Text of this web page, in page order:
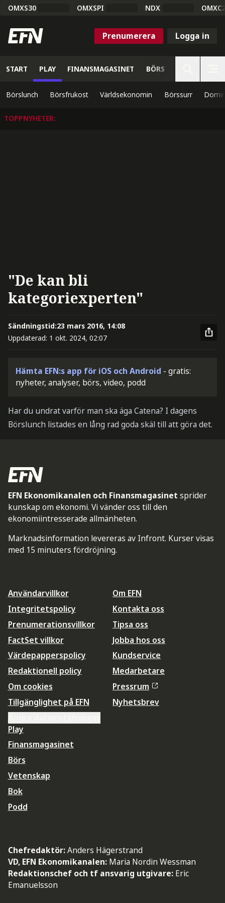
OMXS30 OMXSPI NDX
Prenumerera Logga in
START PLAY FINANSMAGASINET BÖRS
Börslunch Börsfrukost Världsekonomin Börssurr
TOPPNYHETER:
"De kan bli
kategoriexperten"
Sändningstid:23 mars 2016, 14:08
Uppdaterad: 1 okt. 2024, 02:07
Hämta EFN:s app för iOS och Android - gratis:
nyheter, analyser, börs, video, podd
Har du undrat varför man ska äga Catena? I dagens
Börslunch listades en lång rad goda skäl till att göra det.
EFN Ekonomikanalen och Finansmagasinet sprider
kunskap om ekonomi. Vi vänder oss till den
ekonomiintresserade allmänheten.
Marknadsinformation levereras av Infront. Kurser visas
med 15 minuters fördröjning.
Användarvillkor
Integritetspolicy
Prenumerationsvillkor
FactSet villkor
Värdepapperspolicy
Redaktionell policy
Om cookies
Tillgänglighet på EFN
Om EFN
Kontakta oss
Tipsa oss
Jobba hos oss
Kundservice
Medarbetare
Pressrum
Nyhetsbrev
Play
Finansmagasinet
Börs
Vetenskap
Bok
Podd
Chefredaktör:Anders Hägerstrand
VD, EFN Ekonomikanalen: Maria Nordin Wessman
Redaktionschef och tf ansvarig utgivare: Eric
Emanuelsson